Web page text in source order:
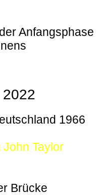
Anfangsphase
2022
1966
Taylor
Brücke